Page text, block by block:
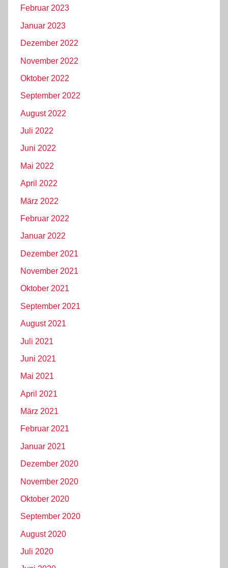
Februar 2023
Januar 2023
Dezember 2022
November 2022
Oktober 2022
September 2022
August 2022
Juli 2022
Juni 2022
Mai 2022
April 2022
März 2022
Februar 2022
Januar 2022
Dezember 2021
November 2021
Oktober 2021
September 2021
August 2021
Juli 2021
Juni 2021
Mai 2021
April 2021
März 2021
Februar 2021
Januar 2021
Dezember 2020
November 2020
Oktober 2020
September 2020
August 2020
Juli 2020